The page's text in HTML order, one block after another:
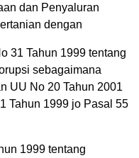
dan Penyaluran
dengan
31 Tahun 1999 tentang
sebagaimana
UU No 20 Tahun 2001
Tahun 1999 jo Pasal 55
1999 tentang